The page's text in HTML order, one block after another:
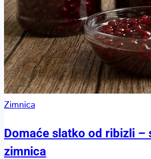
Zimnica
Domaće slatko od ribizli –
zimnica